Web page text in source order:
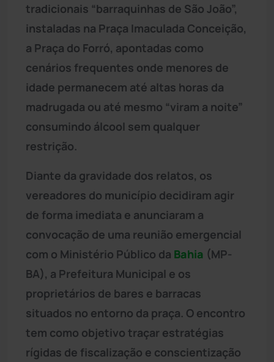
tradicionais “barraquinhas de São João”,
instaladas na Praça Imaculada Conceição,
a Praça do Forró, apontadas como
cenários frequentes onde menores de
idade permanecem até altas horas da
madrugada ou até mesmo “viram a noite”
consumindo álcool sem qualquer
restrição.
Diante da gravidade dos relatos, os
vereadores do município decidiram agir
de forma imediata e anunciaram a
convocação de uma reunião emergencial
com o Ministério Público da Bahia (MP-
BA), a Prefeitura Municipal e os
proprietários de bares e barracas
situados no entorno da praça. O encontro
tem como objetivo traçar estratégias
rígidas de fiscalização e conscientização